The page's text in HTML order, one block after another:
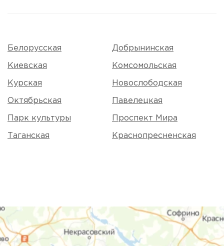
Белорусская Добрынинская
Киевская Комсомольская
Курская Новослободская
Октябрьская Павелецкая
Парк культуры Проспект Мира
Таганская Краснопресненская